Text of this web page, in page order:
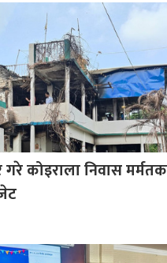
कोइराला निवास